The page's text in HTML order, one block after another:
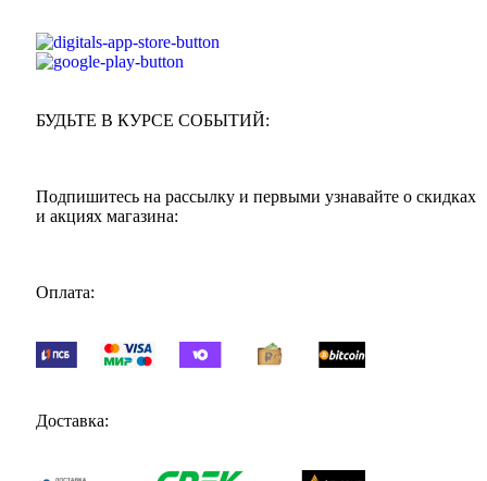
БУДЬТЕ В КУРСЕ СОБЫТИЙ:
Подпишитесь на рассылку и первыми узнавайте о скидках
и акциях магазина:
Оплата:
Доставка: